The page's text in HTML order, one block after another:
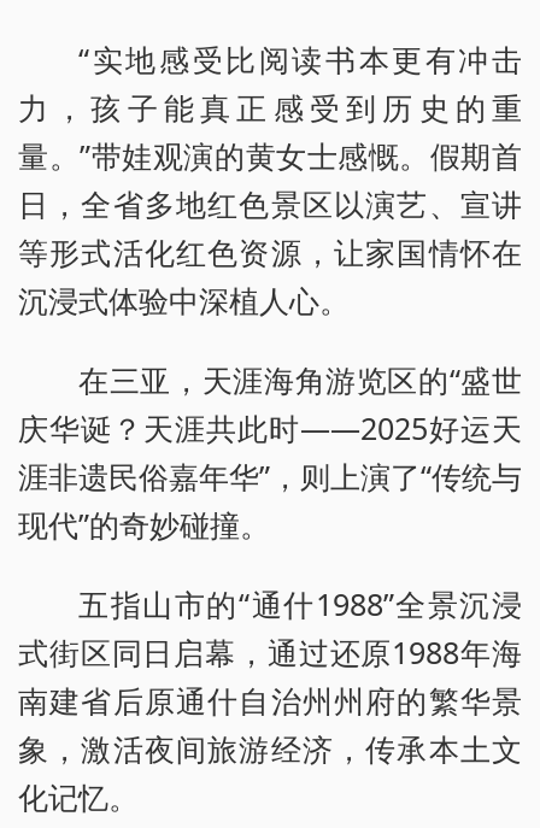
“实地感受比阅读书本更有冲击
力，孩子能真正感受到历史的重
量。”带娃观演的黄女士感慨。假期首
日，全省多地红色景区以演艺、宣讲
等形式活化红色资源，让家国情怀在
沉浸式体验中深植人心。
在三亚，天涯海角游览区的“盛世
庆华诞？天涯共此时——2025好运天
涯非遗民俗嘉年华”，则上演了“传统与
现代”的奇妙碰撞。
五指山市的“通什1988”全景沉浸
式街区同日启幕，通过还原1988年海
南建省后原通什自治州州府的繁华景
象，激活夜间旅游经济，传承本土文
化记忆。